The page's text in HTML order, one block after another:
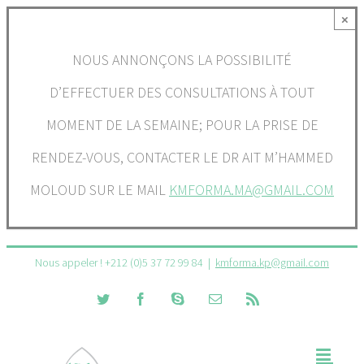
contenu
×
NOUS ANNONÇONS LA POSSIBILITÉ
D’EFFECTUER DES CONSULTATIONS À TOUT
MOMENT DE LA SEMAINE; POUR LA PRISE DE
RENDEZ-VOUS, CONTACTER LE DR AIT M’HAMMED
MOLOUD SUR LE MAIL KMFORMA.MA@GMAIL.COM
Nous appeler ! +212 (0)5 37 72 99 84 | kmforma.kp@gmail.com
Twitter FacebookSkype Email